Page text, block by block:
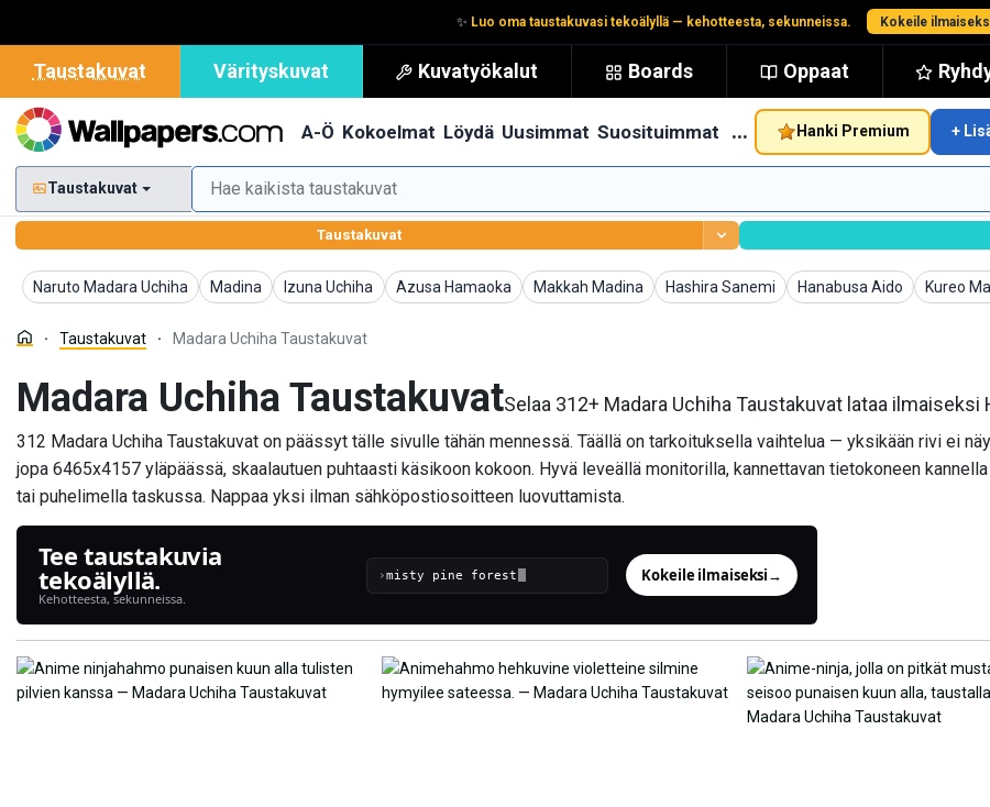
✨ Luo oma taustakuvasi tekoälyllä — kehotteesta, sekunneissa. Kokeile
Taustakuvat Värityskuvat Kuvatyökalut Boards Oppaat
A-Ö Kokoelmat Löydä Uusimmat Suosituimmat … Hanki Premium +
Taustakuvat
Taustakuvat
Naruto Madara Uchiha
Taustakuvat Madina
TaustakuvatIzuna Uchiha
Taustakuvat Azusa Hamaoka
Taustakuvat Makkah Madina
Taustakuvat Hashira Sanemi
Taustakuvat Hanabusa Aido
Taustakuvat Kureo
Taustakuvat Madara Uchiha Taustakuvat
Madara Uchiha TaustakuvatSelaa 312+ Madara Uchiha Taustakuvat lataa ilmaiseksi
312 Madara Uchiha Taustakuvat on päässyt tälle sivulle tähän mennessä. Täällä on tarkoituksella vaihtelua — yksikään rivi ei
jopa 6465x4157 yläpäässä, skaalautuen puhtaasti käsikoon kokoon. Hyvä leveällä monitorilla, kannettavan tietokoneen
tai puhelimella taskussa. Nappaa yksi ilman sähköpostiosoitteen luovuttamista.
Tee taustakuvia
tekoälyllä.
Kehotteesta, sekunneissa.
› Kokeile ilmaiseksi→